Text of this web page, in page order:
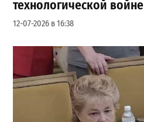
технологической войне
12-07-2026 в 16:38